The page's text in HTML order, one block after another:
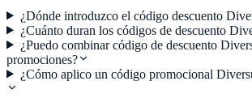
¿Dónde introduzco el código descuento
¿Cuánto duran los códigos de descuento
¿Puedo combinar código de descuento
promociones?
¿Cómo aplico un código promocional